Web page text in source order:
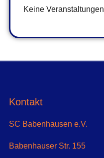
Keine Veranstaltungen
Kontakt
SC Babenhausen e.V.
Babenhauser Str. 155